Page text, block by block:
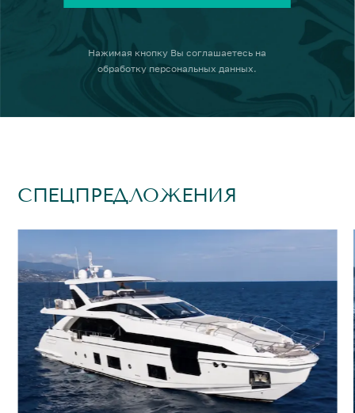
Нажимая кнопку Вы соглашаетесь на
обработку персональных данных.
СПЕЦПРЕДЛОЖЕНИЯ